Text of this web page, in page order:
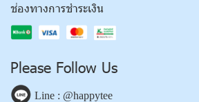
ช่องทางการชำระเงิน
Please Follow Us
Line : @happytee